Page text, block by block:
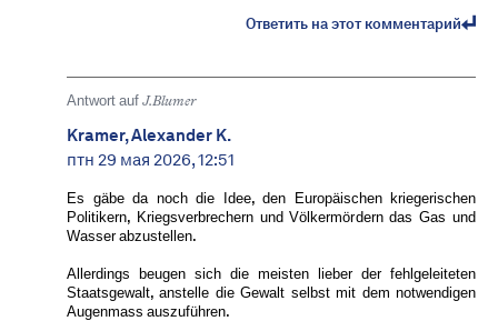
Ответить на этот комментарий
Antwort auf J.Blumer
Kramer, Alexander K.
птн 29 мая 2026, 12:51
Es gäbe da noch die Idee, den Europäischen kriegerischen
Politikern, Kriegsverbrechern und Völkermördern das Gas und
Wasser abzustellen.
Allerdings beugen sich die meisten lieber der fehlgeleiteten
Staatsgewalt, anstelle die Gewalt selbst mit dem notwendigen
Augenmass auszuführen.